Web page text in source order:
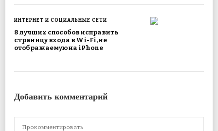
ИНТЕРНЕТ И СОЦИАЛЬНЫЕ СЕТИ
8 лучших способов исправить
страницу входа в Wi-Fi, не
отображаемую на iPhone
Добавить комментарий